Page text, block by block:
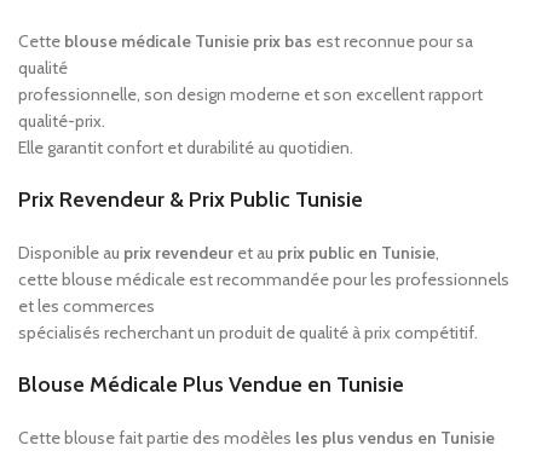
Cette blouse médicale Tunisie prix bas est reconnue pour sa
qualité
professionnelle, son design moderne et son excellent rapport
qualité-prix.
Elle garantit confort et durabilité au quotidien.
Prix Revendeur & Prix Public Tunisie
Disponible au prix revendeur et au prix public en Tunisie,
cette blouse médicale est recommandée pour les professionnels
et les commerces
spécialisés recherchant un produit de qualité à prix compétitif.
Blouse Médicale Plus Vendue en Tunisie
Cette blouse fait partie des modèles les plus vendus en Tunisie